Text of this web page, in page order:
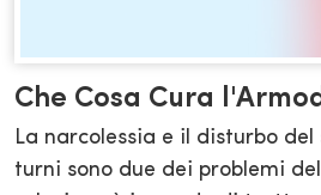
Che Cosa Cura
La narcolessia e il disturbo
turni sono due dei problemi